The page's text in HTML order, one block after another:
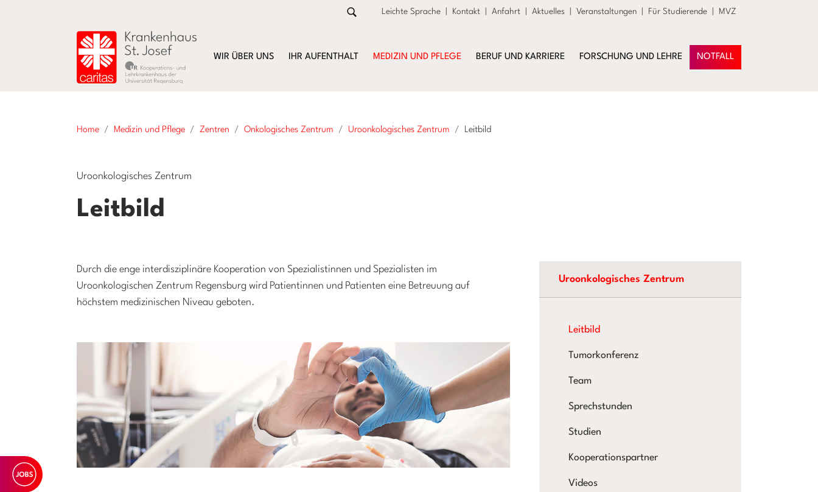
Leichte Sprache Kontakt Anfahrt Aktuelles Veranstaltungen Für Studierende MVZ
WIR ÜBER UNS IHR AUFENTHALT MEDIZIN UND PFLEGE BERUF UND KARRIERE FORSCHUNG UND LEHRE NOTFALL
Home Medizin und Pflege Zentren Onkologisches Zentrum Uroonkologisches Zentrum Leitbild
Uroonkologisches Zentrum
Leitbild
Durch die enge interdisziplinäre Kooperation von Spezialistinnen und Spezialisten im
Uroonkologischen Zentrum Regensburg wird Patientinnen und Patienten eine Betreuung auf
höchstem medizinischen Niveau geboten.
Uroonkologisches Zentrum
Leitbild
Tumorkonferenz
Team
Sprechstunden
Studien
Kooperationspartner
Videos